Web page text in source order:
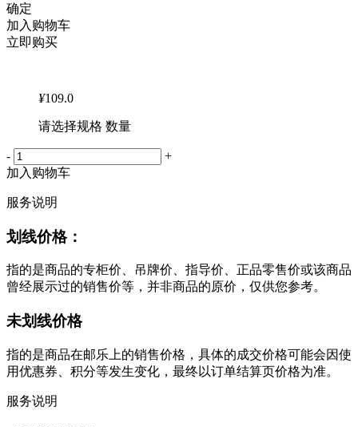
确定
加入购物车
立即购买
¥109.0
请选择规格 数量
-
+
加入购物车
服务说明
划线价格：
指的是商品的专柜价、吊牌价、指导价、正品零售价或该商品
曾经展示过的销售价等，并非商品的原价，仅供您参考。
未划线价格
指的是商品在邮乐上的销售价格，具体的成交价格可能会因使
用优惠券、积分等发生变化，最终以订单结算页价格为准。
服务说明